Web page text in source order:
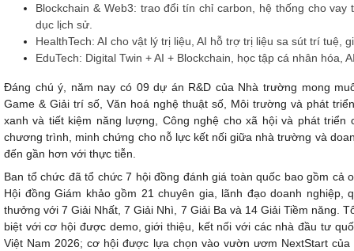
Blockchain & Web3: trao đổi tín chỉ carbon, hệ thống cho vay
dục lịch sử.
HealthTech: AI cho vật lý trị liệu, AI hỗ trợ trị liệu sa sút trí tuệ,
EduTech: Digital Twin + AI + Blockchain, học tập cá nhân hóa,
Đáng chú ý, năm nay có 09dự án R&D của Nhà trường mong
Game & Giải trí số, Văn hoá nghệ thuật số, Môi trường và phát
xanh và tiết kiệm năng lượng, Công nghệ cho xã hội và phát
chương trình, minh chứng cho nỗ lực kết nối giữa nhà trường và
đến gần hơn với thực tiễn.
Ban tổ chức đã tổ chức 7 hội đồng đánh giá toàn quốc bao gồm cả
Hội đồng Giám khảo gồm 21 chuyên gia, lãnh đạo doanh nghiệp,
thưởng với 7 Giải Nhất, 7 Giải Nhì, 7 Giải Ba và 14 Giải Tiềm năng.
biệt với cơ hội được demo, giới thiệu, kết nối với các nhà đầu tư
Việt Nam 2026; cơ hội được lựa chọn vào vườn ươm NextStart